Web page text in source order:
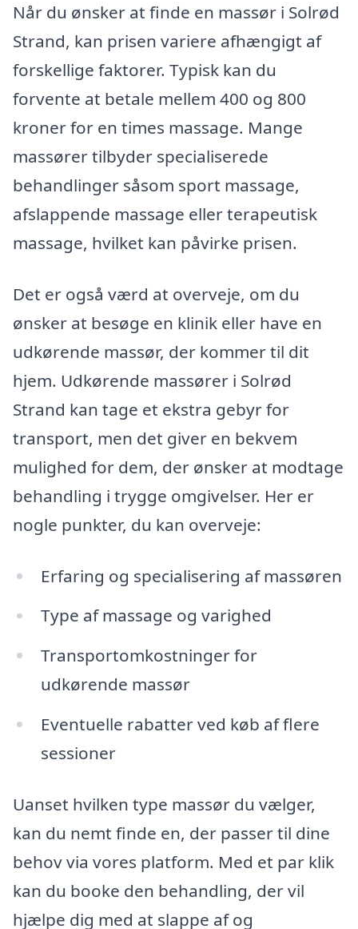
Når du ønsker at finde en massør i Solrød
Strand, kan prisen variere afhængigt af
forskellige faktorer. Typisk kan du
forvente at betale mellem 400 og 800
kroner for en times massage. Mange
massører tilbyder specialiserede
behandlinger såsom sport massage,
afslappende massage eller terapeutisk
massage, hvilket kan påvirke prisen.
Det er også værd at overveje, om du
ønsker at besøge en klinik eller have en
udkørende massør, der kommer til dit
hjem. Udkørende massører i Solrød
Strand kan tage et ekstra gebyr for
transport, men det giver en bekvem
mulighed for dem, der ønsker at modtage
behandling i trygge omgivelser. Her er
nogle punkter, du kan overveje:
Erfaring og specialisering af massøren
Type af massage og varighed
Transportomkostninger for
udkørende massør
Eventuelle rabatter ved køb af flere
sessioner
Uanset hvilken type massør du vælger,
kan du nemt finde en, der passer til dine
behov via vores platform. Med et par klik
kan du booke den behandling, der vil
hjælpe dig med at slappe af og